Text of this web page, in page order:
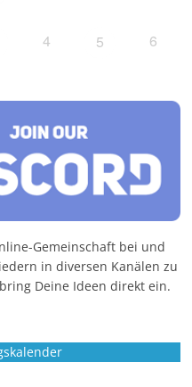
4 5 6
Gemeinschaft bei und
in diversen Kanälen zu
Deine Ideen direkt ein.